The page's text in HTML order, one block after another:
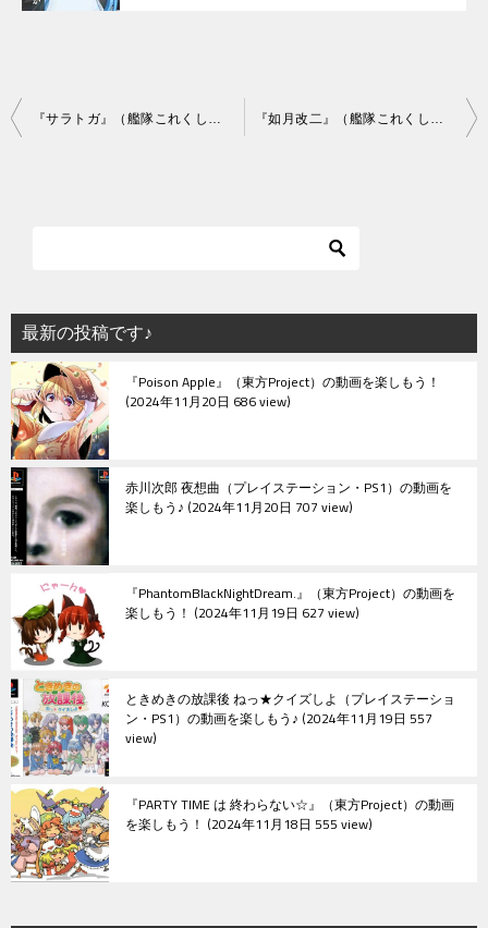
投
シ
ョ
ン
最新の投稿です♪
『Poison Apple』（東方Project）の動画を楽しもう！
2024年11月20日 686 view
赤川次郎 夜想曲（プレイステーション・PS1）の動画を
楽しもう♪ 2024年11月20日 707 view
『PhantomBlackNightDream.』（東方Project）の動画を
楽しもう！ 2024年11月19日 627 view
ときめきの放課後 ねっ★クイズしよ（プレイステーショ
ン・PS1）の動画を楽しもう♪ 2024年11月19日 557
view
『PARTY TIME は 終わらない☆』（東方Project）の動画
を楽しもう！ 2024年11月18日 555 view